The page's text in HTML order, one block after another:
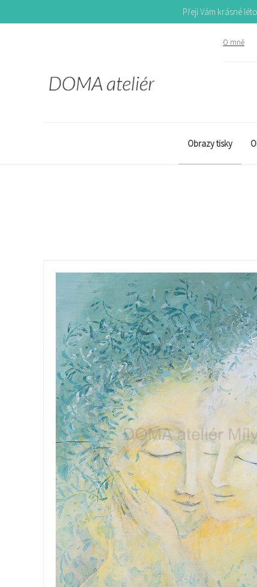
Přeji Vám krásné
O mně
Obrazy tisky